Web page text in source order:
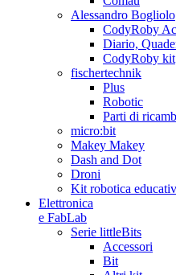
Alessandro Bogliolo
CodyRoby
Diario,
CodyRoby kit
fischertechnik
Plus
Robotic
Parti di
micro:bit
Makey Makey
Dash and Dot
Droni
Kit robotica
Elettronica
e FabLab
Serie littleBits
Accessori
Bit